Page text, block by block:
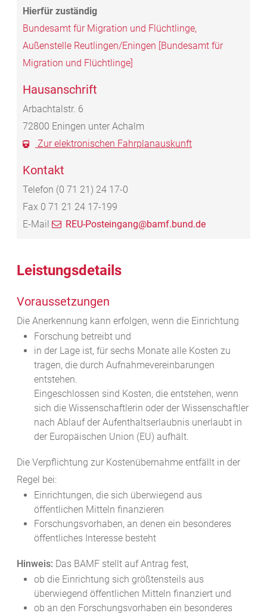
Bundesamt für Migration und Flüchtlinge,
Außenstelle Reutlingen/Eningen [Bundesamt für
Migration und Flüchtlinge]
Hausanschrift
Arbachtalstr. 6
72800 Eningen unter Achalm
Zur elektronischen Fahrplanauskunft
Kontakt
Telefon (0 71 21) 24 17-0
Fax 0 71 21 24 17-199
E-Mail
REU-Posteingang@bamf.bund.de
Leistungsdetails
Voraussetzungen
Die Anerkennung kann erfolgen, wenn die Einrichtung
Forschung betreibt und
in der Lage ist, für sechs Monate alle Kosten zu
tragen, die durch Aufnahmevereinbarungen
entstehen.
Eingeschlossen sind Kosten, die entstehen, wenn
sich die Wissenschaftlerin oder der Wissenschaftler
nach Ablauf der Aufenthaltserlaubnis unerlaubt in
der Europäischen Union (EU) aufhält.
Die Verpflichtung zur Kostenübernahme entfällt in der
Regel bei:
Einrichtungen, die sich überwiegend aus
öffentlichen Mitteln finanzieren
Forschungsvorhaben, an denen ein besonderes
öffentliches Interesse besteht
Hinweis: Das BAMF stellt auf Antrag fest,
ob die Einrichtung sich größtensteils aus
überwiegend öffentlichen Mitteln finanziert und
ob an den Forschungsvorhaben ein besonderes